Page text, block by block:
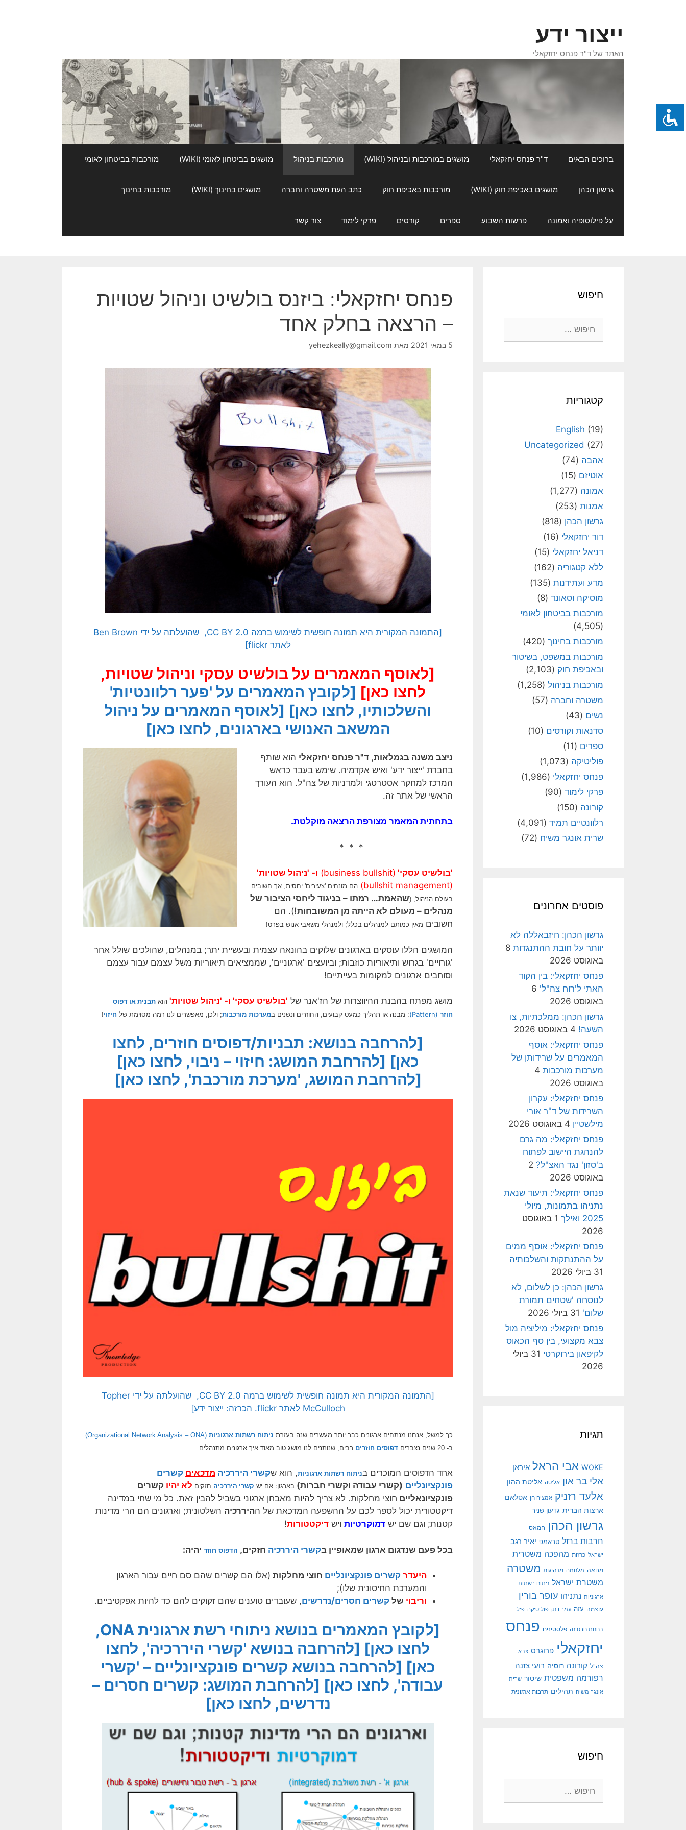
ייצור ידע
האתר של ד"ר פנחס יחזקאלי
ברוכים הבאים ד"ר פנחס יחזקאלי מושגים במורכבות ובניהול (WIKI) מורכבות בניהול מושגים בביטחון לאומי (WIKI) מורכבות בביטחון לאומי
גרשון הכהן מושגים באכיפת חוק (WIKI) מורכבות באכיפת חוק כתב העת משטרה וחברה מושגים בחינוך (WIKI) מורכבות בחינוך
על פילוסופיה ואמונה פרשות השבוע ספרים קורסים פרקי לימוד צור קשר
פנחס יחזקאלי: ביזנס בולשיט וניהול שטויות
– הרצאה בחלק אחד
5 במאי 2021 מאת yehezkeally@gmail.com
[התמונה המקורית היא תמונה חופשית לשימוש ברמה CC BY 2.0, שהועלתה על ידי Ben Brown
לאתר flickr]
[לאוסף המאמרים על בולשיט עסקי וניהול שטויות,
לחצו כאן] [לקובץ המאמרים על 'פער רלוונטיות'
והשלכותיו, לחצו כאן] [לאוסף המאמרים על ניהול
המשאב האנושי בארגונים, לחצו כאן]
ניצב משנה בגמלאות, ד"ר פנחס יחזקאלי הוא שותף
בחברת 'ייצור ידע' ואיש אקדמיה. שימש בעבר כראש
המרכז למחקר אסטרטגי ולמדניות של צה"ל. הוא העורך
הראשי של אתר זה.
בתחתית המאמר מצורפת הרצאה מוקלטת.
* * *
'בולשיט עסקי' (business bullshit)
ו- 'ניהול שטויות'
(bullshit management)
הם מונחים 'צעירים' יחסית, אך חשובים
בעולם הניהול, (שהאמת… רמתו – בניגוד ליחסי הציבור של
מנהלים – מעולם לא הייתה מן המשובחות!). הם
חשובים מאין כמותם למנהלים בכלל; ולמנהלי משאבי אנוש בפרט!
המושגים הללו עוסקים בארגונים שלוקים בהונאה עצמית ובעשיית יתר; במנהלים, שהולכים שולל אחר
'גורויים' בגרוש ותיאוריות כוזבות; וביועצים 'ארגוניים', שממציאים תיאוריות משל עצמם עבור עצמם
וסוחבים ארגונים למקומות בעייתיים!
מושג מפתח בהבנת ההיווצרות של הז'אנר של 'בולשיט עסקי' ו- 'ניהול שטויות' הוא תבנית או דפוס
חוזר (Pattern)
: מבנה או תהליך כמעט קבועים, החוזרים ונשנים במערכות מורכבות; ולכן, מאפשרים לנו רמה מסוימת של חיזוי!
[להרחבה בנושא: תבניות/דפוסים חוזרים, לחצו
כאן] [להרחבת המושג: חיזוי – ניבוי, לחצו כאן]
[להרחבת המושג, 'מערכת מורכבת', לחצו כאן]
[התמונה המקורית היא תמונה חופשית לשימוש ברמה CC BY 2.0, שהועלתה על ידי Topher
McCulloch לאתר flickr. הכרזה: ייצור ידע]
כך למשל, אנחנו מנתחים ארגונים כבר יותר מעשרים שנה בעזרת ניתוח רשתות ארגוניות (Organizational Network Analysis – ONA)
ב- 20 שנים נצברים
דפוסים חוזרים רבים, שנותנים לנו מושג טוב מאוד איך ארגונים מתנהלים…
אחד הדפוסים המוכרים בניתוח רשתות ארגוניות, הוא שקשרי היררכיה מדכאים קשרים
פונקציונליים (קשרי עבודה וקשרי חברות) בארגון: אם יש קשרי היררכיה חזקים לא יהיו קשרים
פונקציונאליים חוצי מחלקות. לא צריך להיות מאבחן ארגוני בשביל להבין זאת. כל מי שחי במדינה
דיקטטורית יכול לספר לכם על ההשפעה המדכאת של ההיררכיה השלטונית; וארגונים הם הרי מדינות
קטנות; וגם שם יש דמוקרטיות ויש דיקטטורות!
בכל פעם שנדגום ארגון שמאופיין בקשרי היררכיה חזקים, הדפוס חוזר יהיה:
היעדר קשרים פונקציונליים חוצי מחלקות (אלו הם קשרים שהם סם חיים עבור הארגון
והמערכת החיסונית שלו);
וריבוי של קשרים חסרים/נדרשים, שעובדים טוענים שהם זקוקים להם כד להיות אפקטיביים.
[לקובץ המאמרים בנושא ניתוחי רשת ארגונית ONA,
לחצו כאן] [להרחבה בנושא 'קשרי היררכיה', לחצו
כאן] [להרחבה בנושא קשרים פונקציונליים – 'קשרי
עבודה', לחצו כאן] [להרחבת המושג: קשרים חסרים –
נדרשים, לחצו כאן]
חיפוש
קטגוריות
English (19)
Uncategorized (27)
אהבה (74)
אוטיזם (15)
אמונה (1,277)
אמנות (253)
גרשון הכהן (818)
דור יחזקאלי (16)
דניאל יחזקאלי (15)
ללא קטגוריה (162)
מדע ועתידנות (135)
מוסיקה וסאונד (8)
מורכבות בביטחון לאומי
(4,505)
מורכבות בחינוך (420)
מורכבות במשפט, בשיטור
ובאכיפת חוק (2,103)
מורכבות בניהול (1,258)
משטרה וחברה (57)
נשים (43)
סדנאות וקורסים (10)
ספרים (11)
פוליטיקה (1,073)
פנחס יחזקאלי (1,986)
פרקי לימוד (90)
קורונה (150)
רלוונטיים תמיד (4,091)
שרית אונגר משיח (72)
פוסטים אחרונים
גרשון הכהן: חיזבאללה לא
יוותר על חובת ההתנגדות 8
באוגוסט 2026
פנחס יחזקאלי: בין הקוד
האתי ל'רוח צה"ל' 6
באוגוסט 2026
גרשון הכהן: ממלכתיות, צו
השעה! 4 באוגוסט 2026
פנחס יחזקאלי: אוסף
המאמרים על שרידותן של
מערכות מורכבות 4
באוגוסט 2026
פנחס יחזקאלי: עקרון
השרידות של ד"ר אורי
מילשטיין 4 באוגוסט 2026
פנחס יחזקאלי: מה גרם
להנהגת היישוב לפתוח
ב'סזון' נגד האצ"ל? 2
באוגוסט 2026
פנחס יחזקאלי: תיעוד שנאת
נתניהו בתמונות, מיולי
2025 ואילך
1 באוגוסט
2026
פנחס יחזקאלי: אוסף ממים
על ההתנתקות והשלכותיה
31 ביולי 2026
גרשון הכהן: כן לשלום, לא
לנוסחה 'שטחים תמורת
שלום' 31 ביולי 2026
פנחס יחזקאלי: מיליציה מול
צבא מקצועי, בין סף הכאוס
לקיפאון בירוקרטי
31 ביולי
2026
תגיות
WOKE אבי הראל איראן
אלי בר און אליטה אליטת ההון
אלעד רזניק אמציה חן אסלאם
ארצות הברית גדעון שניר
גרשון הכהן חמאס
חרבות ברזל טראמפ יאיר רגב
ישראל כרזות מהפכה משטרית
מחאה מלחמה מנהיגות משטרה
משטרת ישראל ניתוח רשתות
ארגוניות נתניהו עופר בורין
עוצמה עזה עמר דנק פוליטיקה פיל
בחנות חרסינה פלסטינים פנחס
יחזקאלי פרוגרס צבא
צה"ל קורונה רוסיה רועי צזנה
רפורמה משפטית שיטור שרית
אונגר משיח תהילים תרבות ארגונית
חיפוש